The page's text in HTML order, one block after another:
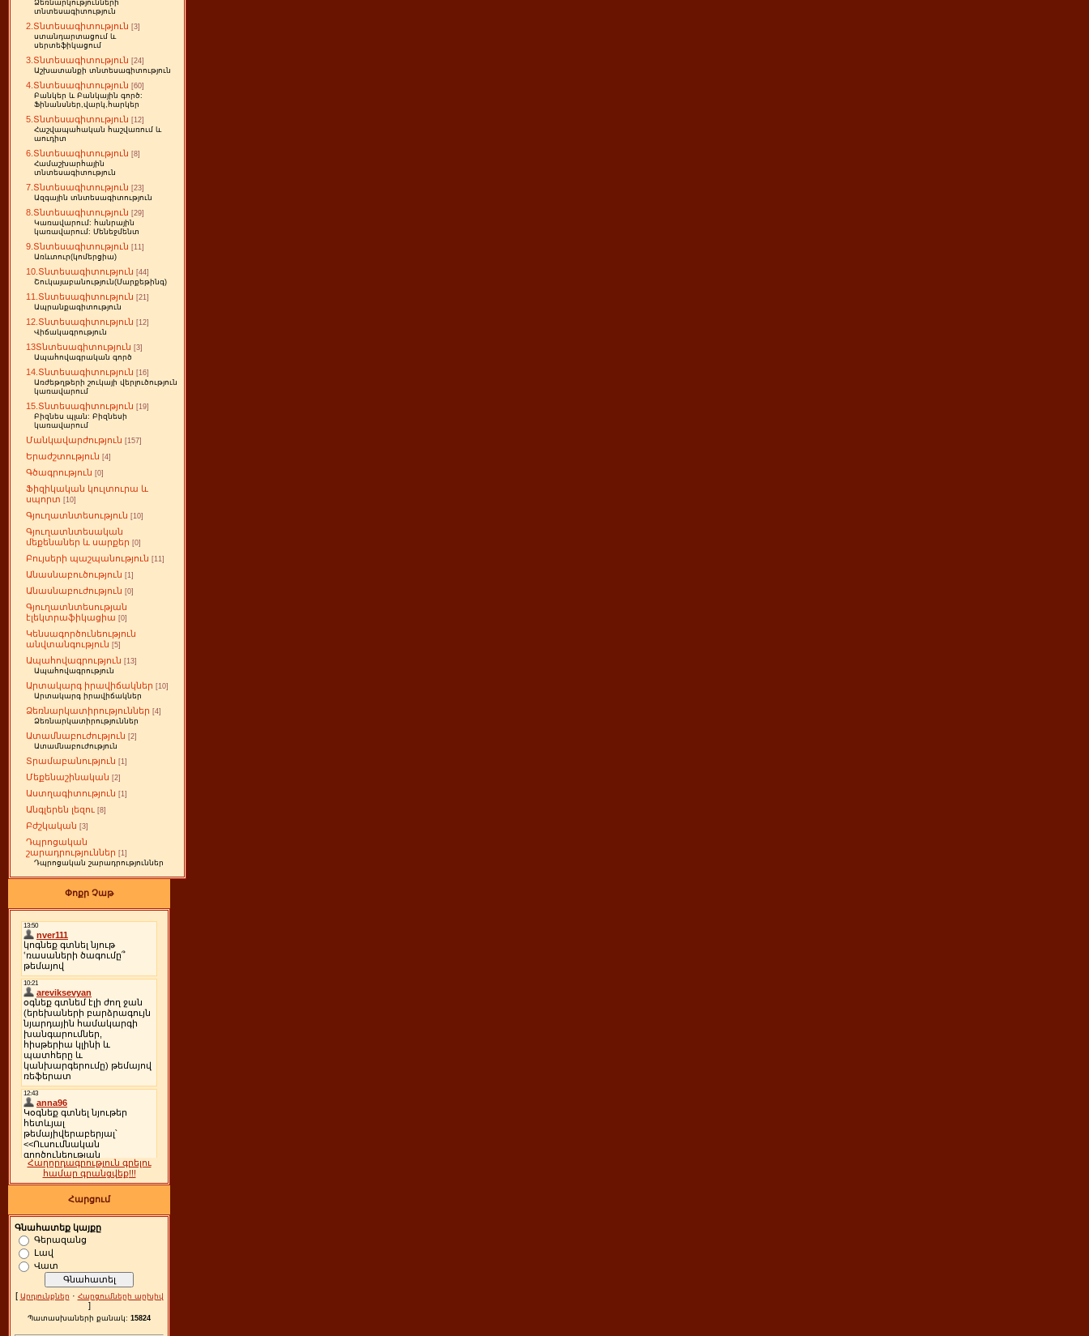
Ձեռնարկությունների
տնտեսագիտություն
2.Տնտեսագիտություն [3]
ստանդարտացում և
սերտեֆիկացում
3.Տնտեսագիտություն [24]
Աշխատանքի տնտեսագիտություն
4.Տնտեսագիտություն [60]
Բանկեր և Բանկային գործ:
Ֆինանսներ,վարկ,հարկեր
5.Տնտեսագիտություն [12]
Հաշվապահական հաշվառում և
աուդիտ
6.Տնտեսագիտություն [8]
Համաշխարհային
տնտեսագիտություն
7.Տնտեսագիտություն [23]
Ազգային տնտեսագիտություն
8.Տնտեսագիտություն [29]
Կառավարում: հանրային
կառավարում: Մենեջմենտ
9.Տնտեսագիտություն [11]
Առևտուր(կոմերցիա)
10.Տնտեսագիտություն [44]
Շուկայաբանություն(Մարքեթինգ)
11.Տնտեսագիտություն [21]
Ապրանքագիտություն
12.Տնտեսագիտություն [12]
Վիճակագրություն
13Տնտեսագիտություն [3]
Ապահովագրական գործ
14.Տնտեսագիտություն [16]
Առժեթղթերի շուկայի վերլուծություն
կառավարում
15.Տնտեսագիտություն [19]
Բիզնես պլան: Բիզնեսի
կառավարում
Մանկավարժություն [157]
Երաժշտություն [4]
Գծագրություն [0]
Ֆիզիկական կուլտուրա և
սպորտ [10]
Գյուղատնտեսություն [10]
Գյուղատնտեսական
մեքենաներ և սարքեր [0]
Բույսերի պաշպանություն [11]
Անասնաբուծություն [1]
Անասնաբուժություն [0]
Գյուղատնտեսության
էլեկտրաֆիկացիա [0]
Կենսագործունեություն
անվտանգություն [5]
Ապահովագրություն [13]
Ապահովագրություն
Արտակարգ իրավիճակներ [10]
Արտակարգ իրավիճակներ
Ձեռնարկատիրություններ [4]
Ձեռնարկատիրություններ
Ատամնաբուժություն [2]
Ատամնաբուժություն
Տրամաբանություն [1]
Մեքենաշինական [2]
Աստղագիտություն [1]
Անգլերեն լեզու [8]
Բժշկական [3]
Դպրոցական
շարադրություններ [1]
Դպրոցական շարադրություններ
Փոքր Չաթ
Հաղորդագրություն գրելու
համար գրանցվեք!!!
Հարցում
Գնահատեք կայքը
Գերազանց
Լավ
Վատ
[ Արդյունքներ · Հարցումների արխիվ
]
Պատասխաների քանակ: 15824